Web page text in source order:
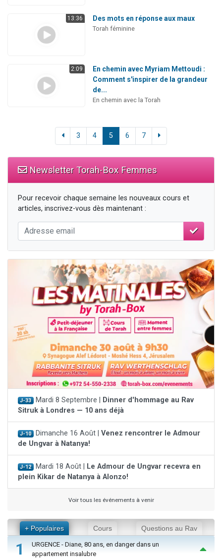
13:36 Des mots en réponse aux maux
Torah féminine
2:09
En chemin avec Myriam Mettoudi :
Comment s'inspirer de la grandeur
de...
En chemin avec la Torah
3 4 5 6 7
Newsletter Torah-Box Femmes
Pour recevoir chaque semaine les nouveaux cours et
articles, inscrivez-vous dès maintenant :
J-33 Mardi 8 Septembre |
Dinner d'hommage au Rav
Sitruk à Londres — 10 ans déjà
J-10 Dimanche 16 Août | Venez rencontrer le Admour
de Ungvar à Natanya!
J-12 Mardi 18 Août |
Le Admour de Ungvar recevra en
plein Kikar de Natanya à Alonzo!
Voir tous les événements à venir
+ Populaires Cours Questions au Rav
1
URGENCE - Diane, 80 ans, en danger dans un
appartement insalubre